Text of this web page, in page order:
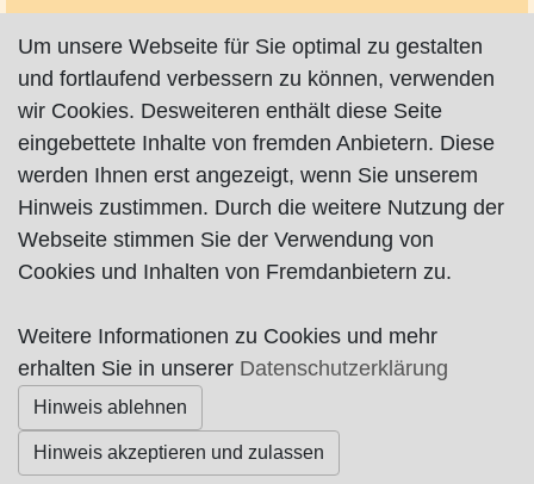
Impressum| Datenschutz
© Worpswede24 2015-2026
Um unsere Webseite für Sie optimal zu gestalten
und fortlaufend verbessern zu können, verwenden
wir Cookies. Desweiteren enthält diese Seite
eingebettete Inhalte von fremden Anbietern. Diese
werden Ihnen erst angezeigt, wenn Sie unserem
Hinweis zustimmen. Durch die weitere Nutzung der
Webseite stimmen Sie der Verwendung von
Cookies und Inhalten von Fremdanbietern zu.
Weitere Informationen zu Cookies und mehr
erhalten Sie in unserer Datenschutzerklärung
Hinweis ablehnen
Hinweis akzeptieren und zulassen